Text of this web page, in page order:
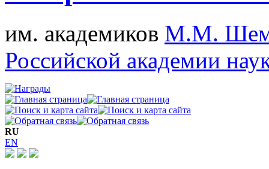
им. академиков М.М.
Российской академии
RU
EN